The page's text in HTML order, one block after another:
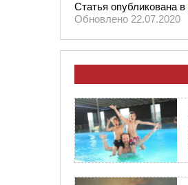
Статья опубликована в
Обновлено 22.07.2020